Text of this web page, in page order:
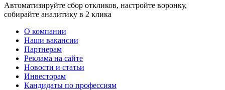
Автоматизируйте сбор откликов, настройте воронку,
собирайте аналитику в 2 клика
О компании
Наши вакансии
Партнерам
Реклама на сайте
Новости и статьи
Инвесторам
Кандидаты по профессиям